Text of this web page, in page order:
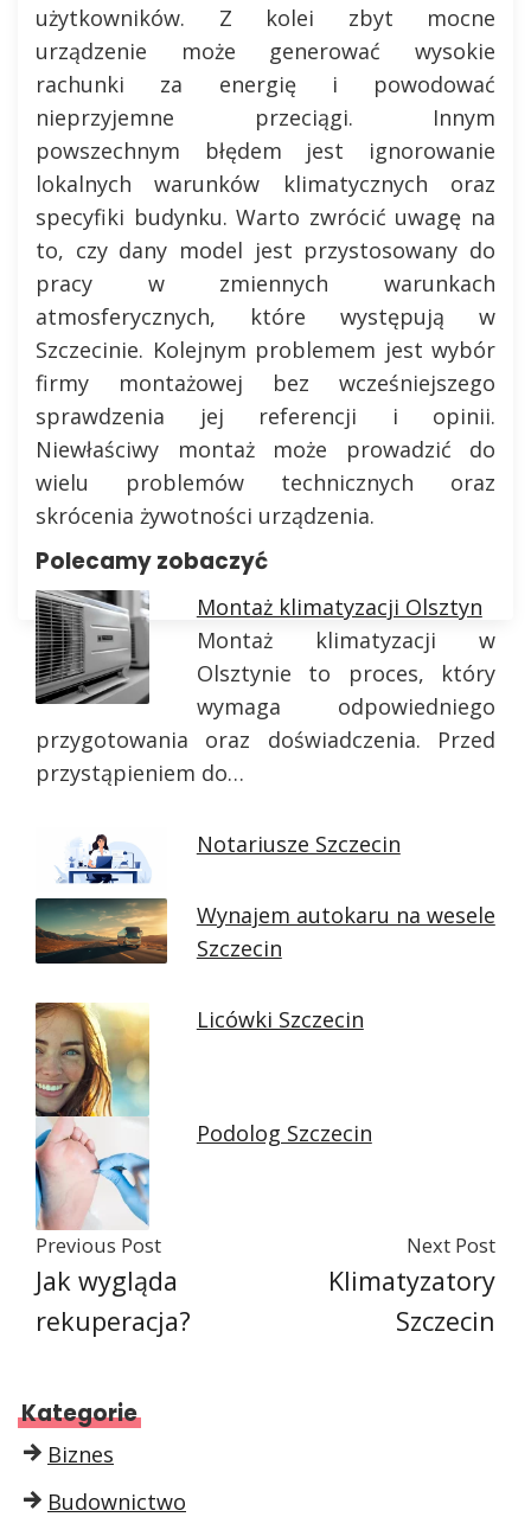
użytkowników. Z kolei zbyt mocne
urządzenie może generować wysokie
rachunki za energię i powodować
nieprzyjemne przeciągi. Innym
powszechnym błędem jest ignorowanie
lokalnych warunków klimatycznych oraz
specyfiki budynku. Warto zwrócić uwagę na
to, czy dany model jest przystosowany do
pracy w zmiennych warunkach
atmosferycznych, które występują w
Szczecinie. Kolejnym problemem jest wybór
firmy montażowej bez wcześniejszego
sprawdzenia jej referencji i opinii.
Niewłaściwy montaż może prowadzić do
wielu problemów technicznych oraz
skrócenia żywotności urządzenia.
Polecamy zobaczyć
Montaż klimatyzacji Olsztyn
Montaż klimatyzacji w
Olsztynie to proces, który
wymaga odpowiedniego
przygotowania oraz doświadczenia. Przed
przystąpieniem do…
Notariusze Szczecin
Wynajem autokaru na wesele
Szczecin
Licówki Szczecin
Podolog Szczecin
Previous Post
Jak wygląda
rekuperacja?
Next Post
Klimatyzatory
Szczecin
Kategorie
Biznes
Budownictwo